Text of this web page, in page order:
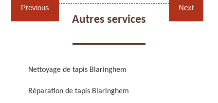
chaises et sièges 59
et sièges 59
Previous Next
Autres services
Nettoyage de tapis Blaringhem
Réparation de tapis Blaringhem